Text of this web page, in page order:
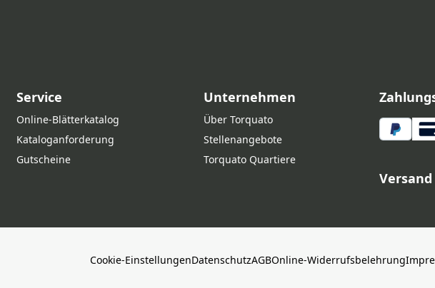
Service
Online‑Blätterkatalog
Kataloganforderung
Gutscheine
Unternehmen
Über Torquato
Stellenangebote
Torquato Quartiere
Cookie-EinstellungenDatenschutzAGBOnline-Widerrufsbelehrung